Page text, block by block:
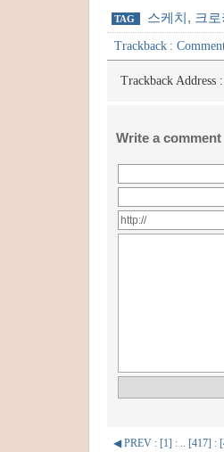
TAG 스케치, 크로
Trackback :
Trackback Address
Write a comment
◀ PREV : [1] : .. [417] :